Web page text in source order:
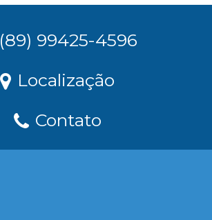
(89) 99425-4596
Localização
Contato